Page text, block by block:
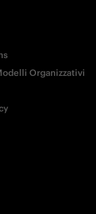
Organizzativi